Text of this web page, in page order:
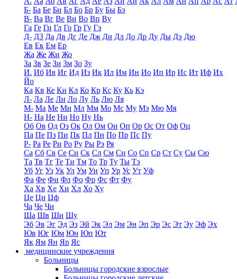
Б- Ба Бе Би Бл Бо Бр Бу Бы Бэ
В- Ва Вг Ве Ви Во Вп Ву
Га Ге Ги Гл Го Гр Гу Гэ
Д- Д3 Да Дв Дг Де Дж Ди Дл До Др Ду Ды Дэ Дю
Ев Ек Ем Ер
Жа Же Жи Жо
За Зв Зе Зи Зм Зо Зу
И. Иб Ив Иг Ид Из Ик Ил Им Ин Ио Ип Ир Ис Ит Иф Их
Йо
Ка Кв Ке Ки Кл Ко Кр Кс Ку Кь Кэ
Л- Ла Ле Ли Ло Лу Ль Лю Ля
М- Ма Ме Ми Мл Мм Мо Мс Му Мэ Мю Мя
Н- На Не Ни Но Ну Нь
Об Ов Од Оз Ок Ол Ом Он Оп Ор Ос От Оф Оц
Па Пе Пз Пи Пк Пл Пн По Пр Пс Пу
Р- Ра Ре Ри Ро Ру Ры Рэ Ря
Са Сб Св Се Си Ск Сл См Сн Со Сп Ср Ст Су Сы Сю
Та Тв Тг Те Ти Тм То Тр Ту Ты Тэ
Уб Уг Уз Ук Ул Ум Ун Уп Ур Ус Ут Уф
Фа Фе Фи Фл Фо Фр Фс Фт Фу
Ха Хв Хе Хи Хл Хо Ху
Це Ци Цф
Ча Че Чи
Ша Шв Ши Шу
Эб Эв Эг Эд Эз Эй Эк Эл Эм Эн Эп Эр Эс Эт Эу Эф Эх
Юв Юг Юм Юн Юп Ют
Як Ям Ян Яр Яс
медицинские учреждения
Больницы
Больницы городские взрослые